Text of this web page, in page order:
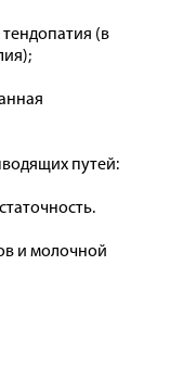
(в
путей:
и молочной